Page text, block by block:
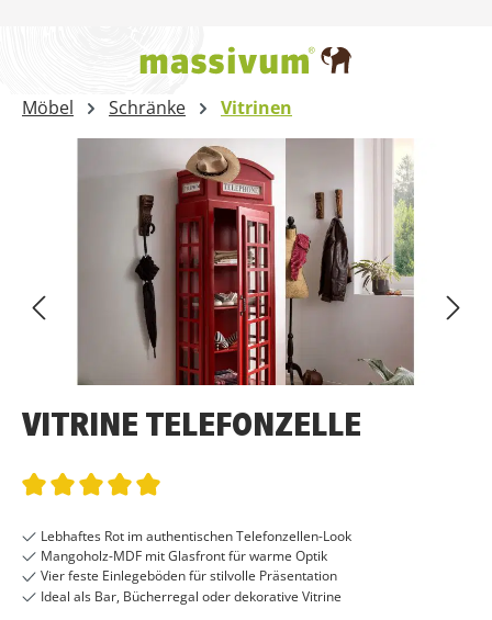
Möbel Schränke
Vitrinen
Bildergalerie überspringen
VITRINE TELEFONZELLE
Lebhaftes Rot im authentischen Telefonzellen-Look
Mangoholz-MDF mit Glasfront für warme Optik
Vier feste Einlegeböden für stilvolle Präsentation
Ideal als Bar, Bücherregal oder dekorative Vitrine